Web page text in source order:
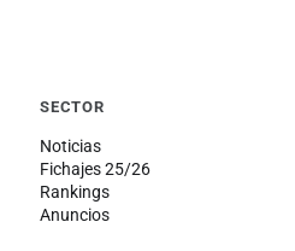
SECTOR
Noticias
Fichajes 25/26
Rankings
Anuncios